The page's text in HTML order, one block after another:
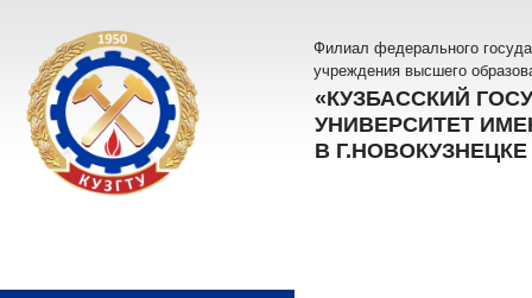
Филиал федерального
учреждения высшего
«КУЗБАССКИЙ
УНИВЕРСИТЕТ
В Г.НОВОКУЗНЕЦКЕ